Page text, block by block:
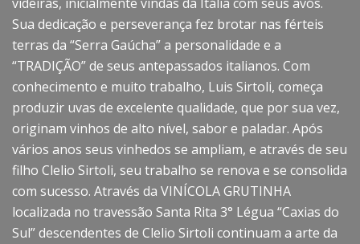
Sua dedicação e perseverança fez brotar nas férteis
terras da “Serra Gaúcha” a personalidade e a
“TRADIÇÃO” de seus antepassados italianos. Com
conhecimento e muito trabalho, Luis Sirtoli, começa
produzir uvas de excelente qualidade, que por sua vez,
originam vinhos de alto nível, sabor e paladar. Após
vários anos seus vinhedos se ampliam, e através de seu
filho Clelio Sirtoli, seu trabalho se renova e se consolida
com sucesso. Através da VINÍCOLA GRUTINHA
localizada no travessão Santa Rita 3° Légua “Caxias do
Sul” descendentes de Clelio Sirtoli continuam a arte da